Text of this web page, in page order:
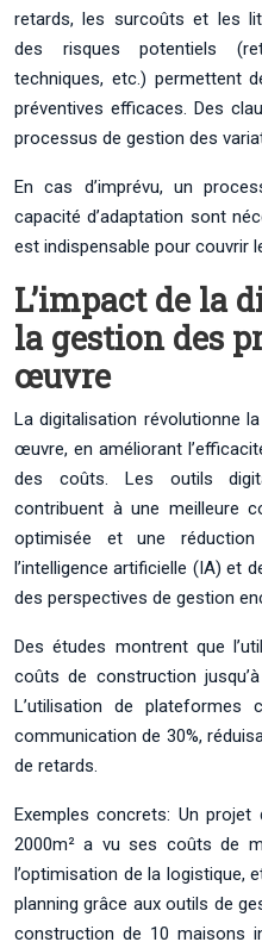
retards, les surcoûts et les
des risques potentiels
techniques, etc.) permettent
préventives efficaces. Des
processus de gestion des
En cas d’imprévu, un
capacité d’adaptation sont
est indispensable pour couvrir
L’impact de la
la gestion des
œuvre
La digitalisation révolutionne
œuvre, en améliorant
des coûts. Les outils
contribuent à une meilleure
optimisée et une réduction
l’intelligence artificielle (IA) et
des perspectives de gestion
Des études montrent que
coûts de construction
L’utilisation de plateformes
communication de 30%,
de retards.
Exemples concrets: Un projet
2000m² a vu ses coûts de
l’optimisation de la logistique,
planning grâce aux outils de
construction de 10 maisons